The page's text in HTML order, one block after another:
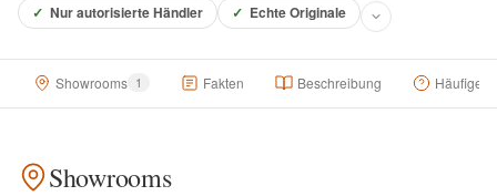
Über uns
✓ Nur autorisierte Händler ✓ Echte Originale
Showrooms 1 Fakten Beschreibung Häufige
Showrooms